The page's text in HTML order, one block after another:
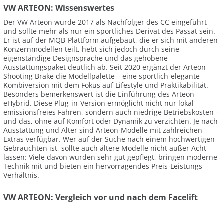
VW ARTEON: Wissenswertes
Der VW Arteon wurde 2017 als Nachfolger des CC eingeführt
und sollte mehr als nur ein sportliches Derivat des Passat sein.
Er ist auf der MQB-Plattform aufgebaut, die er sich mit anderen
Konzernmodellen teilt, hebt sich jedoch durch seine
eigenständige Designsprache und das gehobene
Ausstattungspaket deutlich ab. Seit 2020 ergänzt der Arteon
Shooting Brake die Modellpalette – eine sportlich-elegante
Kombiversion mit dem Fokus auf Lifestyle und Praktikabilität.
Besonders bemerkenswert ist die Einführung des Arteon
eHybrid. Diese Plug-in-Version ermöglicht nicht nur lokal
emissionsfreies Fahren, sondern auch niedrige Betriebskosten –
und das, ohne auf Komfort oder Dynamik zu verzichten. Je nach
Ausstattung und Alter sind Arteon-Modelle mit zahlreichen
Extras verfügbar. Wer auf der Suche nach einem hochwertigen
Gebrauchten ist, sollte auch ältere Modelle nicht außer Acht
lassen: Viele davon wurden sehr gut gepflegt, bringen moderne
Technik mit und bieten ein hervorragendes Preis-Leistungs-
Verhältnis.
VW ARTEON: Vergleich vor und nach dem Facelift